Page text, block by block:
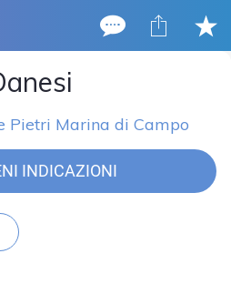
Pietri Marina di Campo
INDICAZIONI